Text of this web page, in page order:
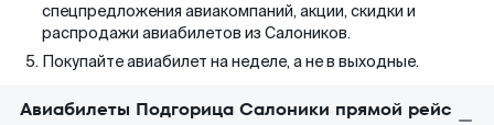
спецпредложения авиакомпаний, акции, скидки и
распродажи авиабилетов из Салоников.
Покупайте авиабилет на неделе, а не в выходные.
Авиабилеты Подгорица Салоники прямой рейс